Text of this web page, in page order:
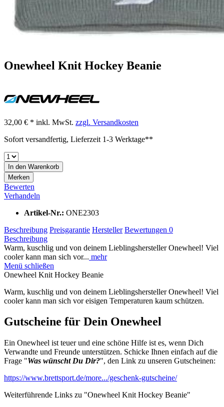
Onewheel Knit Hockey Beanie
32,00 € * inkl. MwSt. zzgl. Versandkosten
Sofort versandfertig, Lieferzeit 1-3 Werktage**
In den Warenkorb
Merken
Bewerten
Verhandeln
Artikel-Nr.: ONE2303
Beschreibung Preisgarantie Hersteller Bewertungen 0
Beschreibung
Warm, kuschlig und von deinem Lieblingshersteller Onewheel! Viel
cooler kann man sich vor... mehr
Menü schließen
Onewheel Knit Hockey Beanie
Warm, kuschlig und von deinem Lieblingshersteller Onewheel! Viel
cooler kann man sich vor eisigen Temperaturen kaum schützen.
Gutscheine für Dein Onewheel
Ein Onewheel ist teuer und eine schöne Hilfe ist es, wenn Dich
Verwandte und Freunde unterstützen. Schicke Ihnen einfach auf die
Frage "Was wünscht Du Dir?", den Link zu unseren Gutscheinen:
https://www.brettsport.de/more.../geschenk-gutscheine/
Weiterführende Links zu "Onewheel Knit Hockey Beanie"